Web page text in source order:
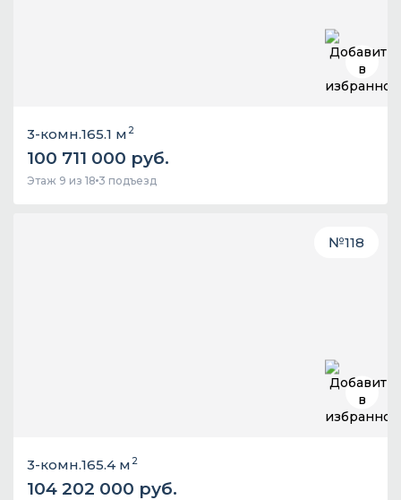
3-комн.165.1 м 2
100 711 000 руб.
Этаж 9 из 18 3 подъезд
№118
3-комн.165.4 м 2
104 202 000 руб.